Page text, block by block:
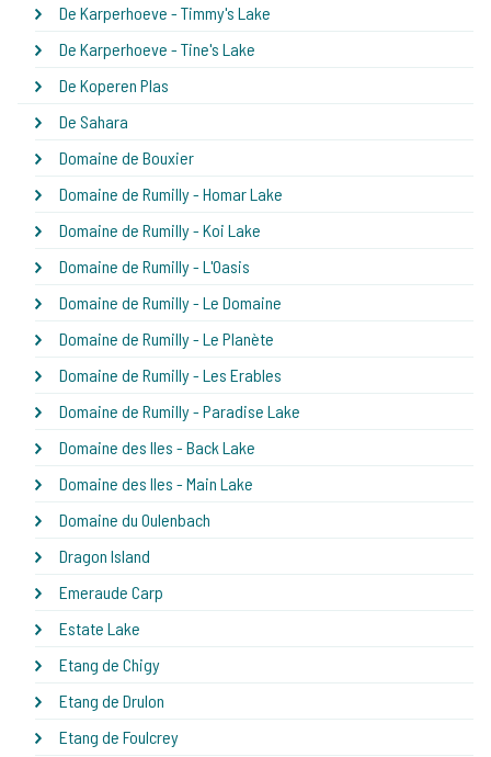
De Karperhoeve - Timmy's Lake
De Karperhoeve - Tine's Lake
De Koperen Plas
De Sahara
Domaine de Bouxier
Domaine de Rumilly - Homar Lake
Domaine de Rumilly - Koi Lake
Domaine de Rumilly - L'Oasis
Domaine de Rumilly - Le Domaine
Domaine de Rumilly - Le Planète
Domaine de Rumilly - Les Erables
Domaine de Rumilly - Paradise Lake
Domaine des Iles - Back Lake
Domaine des Iles - Main Lake
Domaine du Oulenbach
Dragon Island
Emeraude Carp
Estate Lake
Etang de Chigy
Etang de Drulon
Etang de Foulcrey